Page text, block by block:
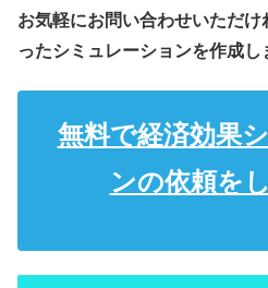
お気軽にお問い合わせいただ
ったシミュレーションを作成し
無料で経済効果
ンの依頼を